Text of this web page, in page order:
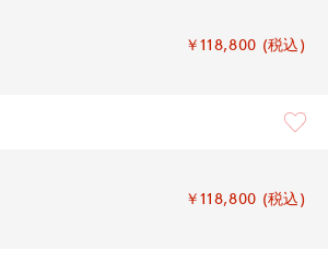
￥118,800 (税込)
￥118,800 (税込)